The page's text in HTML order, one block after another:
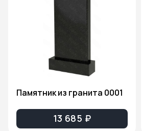
Памятник из гранита 0001
13 685 ₽